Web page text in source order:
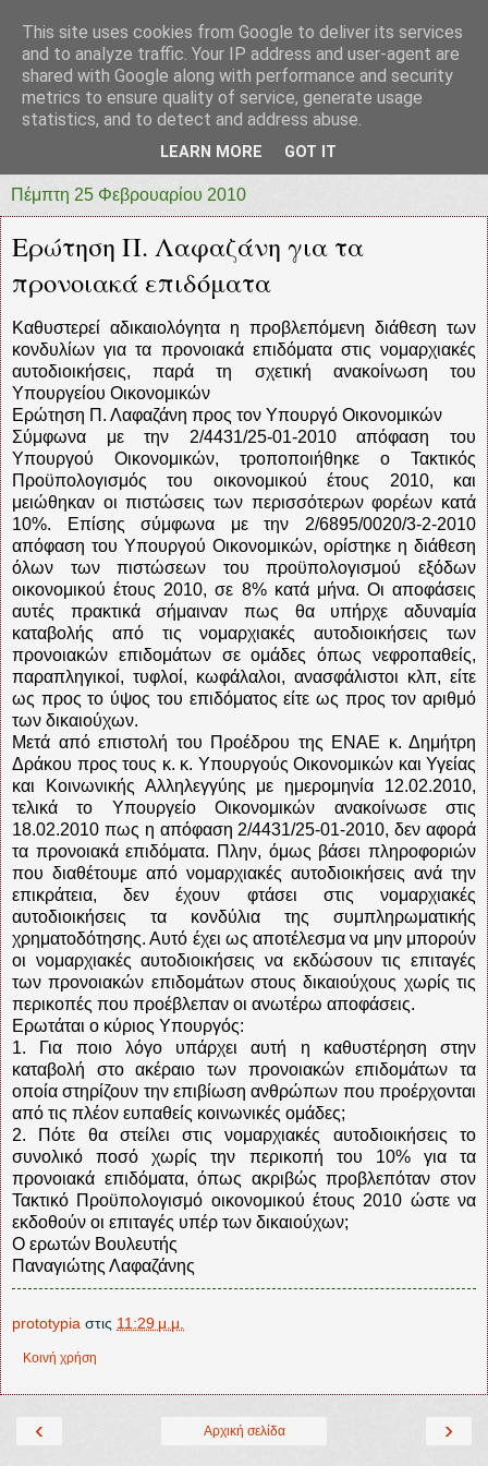
prototypia
"ΠΡΩΤΟΤΥΠΙΑ" * ΑΝΕΞΑΡΤΗΤΗ-ΗΛΕΚΤΡΟΝΙΚΗ-
Πέμπτη 25 Φεβρουαρίου 2010
Ερώτηση Π. Λαφαζάνη για τα
προνοιακά επιδόματα
Καθυστερεί αδικαιολόγητα η προβλεπόμενη διάθεση των
κονδυλίων για τα προνοιακά επιδόματα στις νομαρχιακές
αυτοδιοικήσεις, παρά τη σχετική ανακοίνωση του
Υπουργείου Οικονομικών
Ερώτηση Π. Λαφαζάνη προς τον Υπουργό Οικονομικών
Σύμφωνα με την 2/4431/25-01-2010 απόφαση του
Υπουργού Οικονομικών, τροποποιήθηκε ο Τακτικός
Προϋπολογισμός του οικονομικού έτους 2010, και
μειώθηκαν οι πιστώσεις των περισσότερων φορέων κατά
10%. Επίσης σύμφωνα με την 2/6895/0020/3-2-2010
απόφαση του Υπουργού Οικονομικών, ορίστηκε η διάθεση
όλων των πιστώσεων του προϋπολογισμού εξόδων
οικονομικού έτους 2010, σε 8% κατά μήνα. Οι αποφάσεις
αυτές πρακτικά σήμαιναν πως θα υπήρχε αδυναμία
καταβολής από τις νομαρχιακές αυτοδιοικήσεις των
προνοιακών επιδομάτων σε ομάδες όπως νεφροπαθείς,
παραπληγικοί, τυφλοί, κωφάλαλοι, ανασφάλιστοι κλπ, είτε
ως προς το ύψος του επιδόματος είτε ως προς τον αριθμό
των δικαιούχων.
Μετά από επιστολή του Προέδρου της ΕΝΑΕ κ. Δημήτρη
Δράκου προς τους κ. κ. Υπουργούς Οικονομικών και Υγείας
και Κοινωνικής Αλληλεγγύης με ημερομηνία 12.02.2010,
τελικά το Υπουργείο Οικονομικών ανακοίνωσε στις
18.02.2010 πως η απόφαση 2/4431/25-01-2010, δεν αφορά
τα προνοιακά επιδόματα. Πλην, όμως βάσει πληροφοριών
που διαθέτουμε από νομαρχιακές αυτοδιοικήσεις ανά την
επικράτεια, δεν έχουν φτάσει στις νομαρχιακές
αυτοδιοικήσεις τα κονδύλια της συμπληρωματικής
χρηματοδότησης. Αυτό έχει ως αποτέλεσμα να μην μπορούν
οι νομαρχιακές αυτοδιοικήσεις να εκδώσουν τις επιταγές
των προνοιακών επιδομάτων στους δικαιούχους χωρίς τις
περικοπές που προέβλεπαν οι ανωτέρω αποφάσεις.
Ερωτάται ο κύριος Υπουργός:
1. Για ποιο λόγο υπάρχει αυτή η καθυστέρηση στην
καταβολή στο ακέραιο των προνοιακών επιδομάτων τα
οποία στηρίζουν την επιβίωση ανθρώπων που προέρχονται
από τις πλέον ευπαθείς κοινωνικές ομάδες;
2. Πότε θα στείλει στις νομαρχιακές αυτοδιοικήσεις το
συνολικό ποσό χωρίς την περικοπή του 10% για τα
προνοιακά επιδόματα, όπως ακριβώς προβλεπόταν στον
Τακτικό Προϋπολογισμό οικονομικού έτους 2010 ώστε να
εκδοθούν οι επιταγές υπέρ των δικαιούχων;
Ο ερωτών Βουλευτής
Παναγιώτης Λαφαζάνης
prototypia στις 11:29 μ.μ.
Κοινή χρήση
‹ ›
Αρχική σελίδα
This site uses cookies from Google to deliver its services
and to analyze traffic. Your IP address and user-agent are
shared with Google along with performance and security
metrics to ensure quality of service, generate usage
statistics, and to detect and address abuse.
LEARN MORE GOT IT